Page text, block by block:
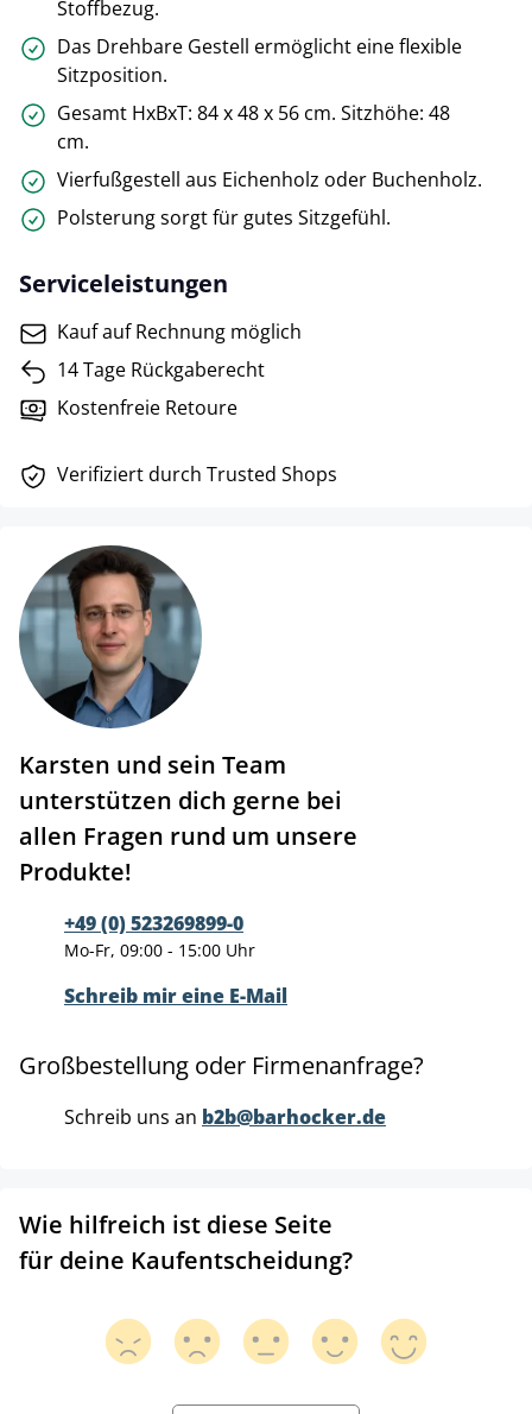
Stoffbezug.
Das Drehbare Gestell ermöglicht eine flexible
Sitzposition.
Gesamt HxBxT: 84 x 48 x 56 cm. Sitzhöhe: 48
cm.
Vierfußgestell aus Eichenholz oder Buchenholz.
Polsterung sorgt für gutes Sitzgefühl.
Serviceleistungen
Kauf auf Rechnung möglich
14 Tage Rückgaberecht
Kostenfreie Retoure
Verifiziert durch Trusted Shops
Karsten und sein Team
unterstützen dich gerne bei
allen Fragen rund um unsere
Produkte!
+49 (0) 523269899-0
Mo-Fr, 09:00 - 15:00 Uhr
Schreib mir eine E-Mail
Großbestellung oder Firmenanfrage?
Schreib uns an b2b@barhocker.de
Wie hilfreich ist diese Seite
für deine Kaufentscheidung?